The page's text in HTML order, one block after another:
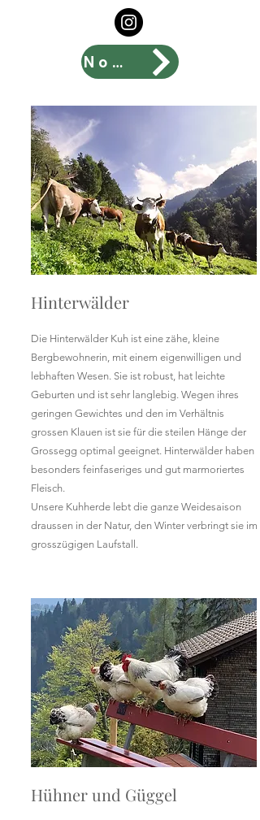
Nomady
Hinterwälder
Die Hinterwälder Kuh ist eine zähe, kleine
Bergbewohnerin, mit einem eigenwilligen und
lebhaften Wesen. Sie ist robust, hat leichte
Geburten und ist sehr langlebig. Wegen ihres
geringen Gewichtes und den im Verhältnis
grossen Klauen ist sie für die steilen Hänge der
Grossegg optimal geeignet. Hinterwälder haben
besonders feinfaseriges und gut marmoriertes
Fleisch.
Unsere Kuhherde lebt die ganze Weidesaison
draussen in der Natur, den Winter verbringt sie im
grosszügigen Laufstall.
Hühner und Güggel